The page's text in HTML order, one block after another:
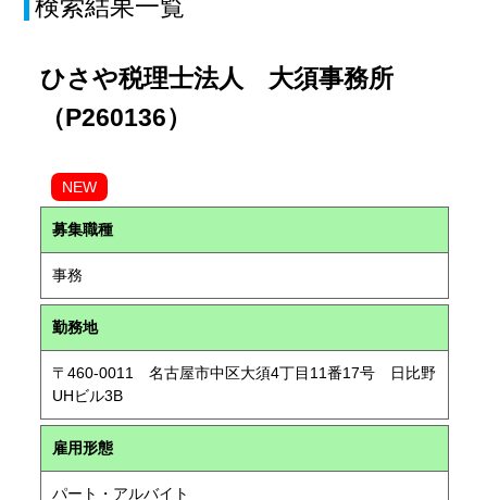
検索結果一覧
ひさや税理士法人 大須事務所
（P260136）
NEW
募集職種
事務
勤務地
〒460-0011 名古屋市中区大須4丁目11番17号 日比野
UHビル3B
雇用形態
パート・アルバイト